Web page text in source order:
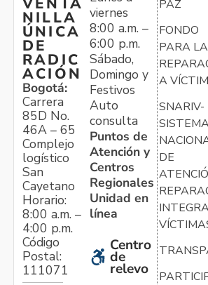
NILLA
ÚNICA
DE
RADIC
ACIÓN
Bogotá:
Carrera
85D No.
46A – 65
Complejo
logístico
San
Cayetano
Horario:
8:00 a.m. –
4:00 p.m.
Código
Postal:
111071
viernes
8:00 a.m. –
6:00 p.m.
Sábado,
Domingo y
Festivos
Auto
consulta
Puntos de
Atención y
Centros
Regionales
Unidad en
línea
Centro
de
relevo
PAZ
FONDO
PARA LA
A
SNARIV-
DE